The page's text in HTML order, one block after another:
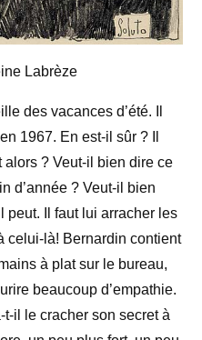
Labrèze
des vacances d’été. Il
1967. En est-il sûr ? Il
? Veut-il bien dire ce
d’année ? Veut-il bien
peut. Il faut lui arracher les
celui-là! Bernardin contient
à plat sur le bureau,
beaucoup d’empathie.
il le cracher son secret à